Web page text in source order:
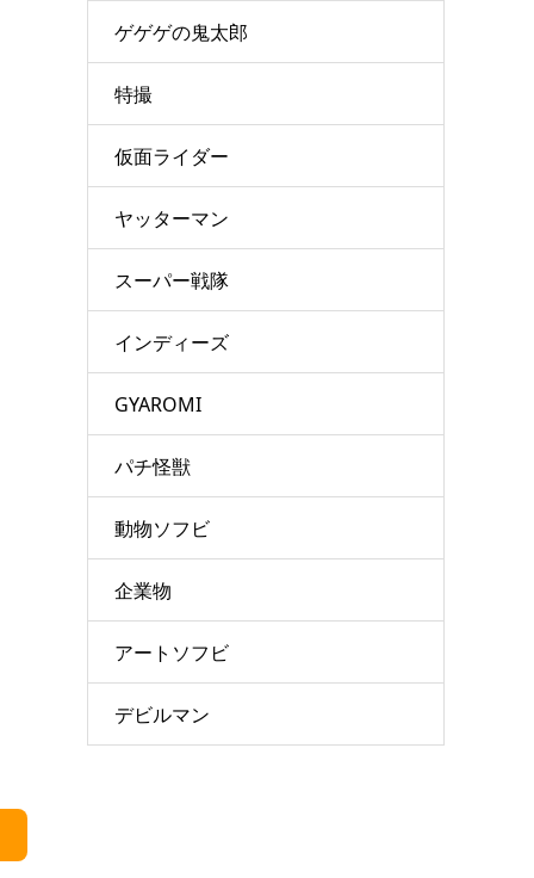
ゲゲゲの鬼太郎
特撮
仮面ライダー
ヤッターマン
スーパー戦隊
インディーズ
GYAROMI
パチ怪獣
動物ソフビ
企業物
アートソフビ
デビルマン